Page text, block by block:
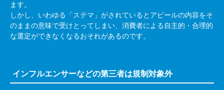
ます。
しかし、いわゆる「ステマ」がされているとアピールの内容をそ
のままの意味で受けとってしまい、消費者による自主的・合理的
な選定ができなくなるおそれがあるのです。
インフルエンサーなどの第三者は規制対象外